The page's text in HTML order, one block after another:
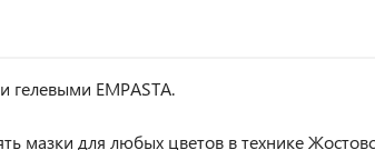
гелевыми EMPASTA.
мазки для любых цветов в технике